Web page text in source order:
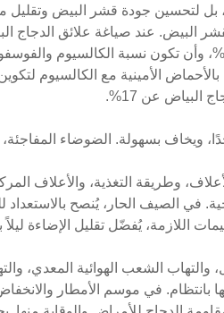
البيض. عند صياغة علائق الدجاج
بالأحماض الأمينية مع الكالسيوم
عن 17%.
ويخاف بسهولة. الضوضاء
وطريقة التغذية، والأعلاف
اللازمة، يُفضّل تقليل الإضاءة ليلاً
الشعب الهوائية المعدي،
بانتظام. في موسم الأمطار